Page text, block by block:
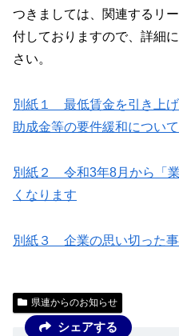
つきましては、関連するリ
付しておりますので、詳細
さい。
別紙１ 最低賃金を引き上
助成金等の要件緩和について
別紙２ 令和3年8月から「
くなります
別紙３ 企業の思い切った
県連からのお知らせ
シェアする